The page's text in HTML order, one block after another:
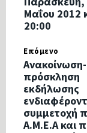
Μαΐου 2012
20:00
Επόμενο
Ανακοίνωση-
πρόσκληση
εκδήλωσης
συμμετοχή
Α.Μ.Ε.Α και